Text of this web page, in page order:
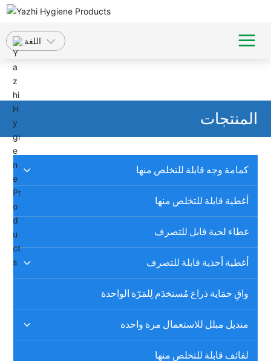
اللغة
المنتجات
كمامة وجه قابلة للتخلص منها
أغطية قابلة للتخلص منها
غطاء لحية قابل للتصرف
أغطية أحذية قابلة للتصرف
واقِ حمَاية ذراع مُستخدَم لِلمَرّة الواحدة
منديل مبلل للاستعمال مرة واحدة
لفائف قابلة للتخلص منها